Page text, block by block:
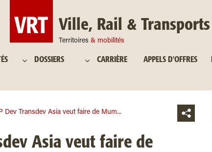
Ville, Rail & Transports
Territoires & mobilités
DOSSIERS CARRIÈRE APPELS D'OFFRES
Dev Transdev Asia veut faire de Mum...
Asia veut faire de